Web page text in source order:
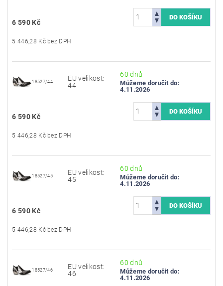
6 590 Kč
5 446,28 Kč bez DPH
18527/44
EU velikost:
44
60 dnů
Můžeme doručit do:
4.11.2026
6 590 Kč
5 446,28 Kč bez DPH
18527/45
EU velikost:
45
60 dnů
Můžeme doručit do:
4.11.2026
6 590 Kč
5 446,28 Kč bez DPH
18527/46
EU velikost:
46
60 dnů
Můžeme doručit do:
4.11.2026